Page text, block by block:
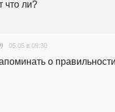
что ли?
05.05 в 09:30
о